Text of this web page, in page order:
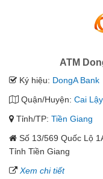
ATM
Ký hiệu: DongA Bank
Quận/Huyện: Cai Lậy
Tỉnh/TP: Tiền Giang
Số 13/569 Quốc Lộ
Tỉnh Tiền Giang
Xem chi tiết